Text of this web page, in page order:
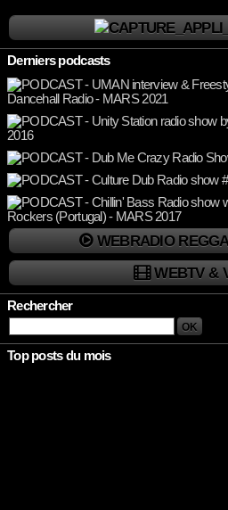
Derniers podcasts
WEBRADIO
WEBTV &
Rechercher
Top posts du mois